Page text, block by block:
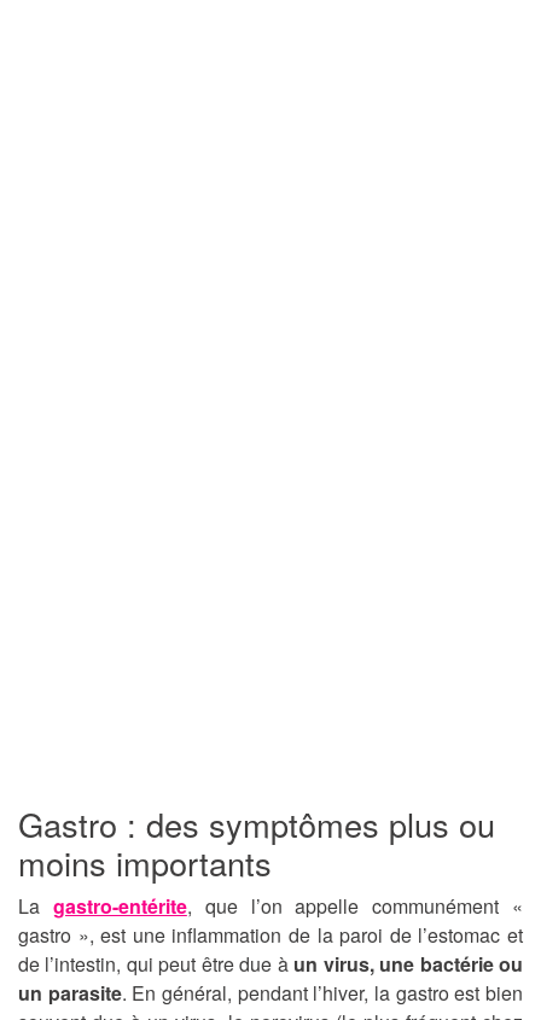
Gastro : des symptômes plus ou
moins importants
La gastro-entérite, que l’on appelle communément «
gastro », est une inflammation de la paroi de l’estomac et
de l’intestin, qui peut être due à un virus, une bactérie ou
un parasite. En général, pendant l’hiver, la gastro est bien